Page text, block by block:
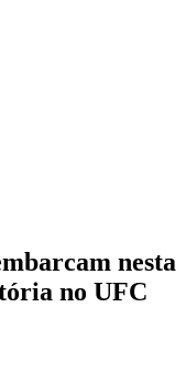
nesta
no UFC